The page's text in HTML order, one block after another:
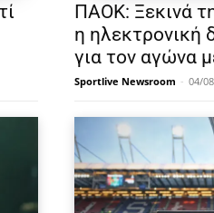
ΠΑΟΚ: Ξεκινά
η ηλεκτρονική
για τον αγώνα
Sportlive Newsroom - 04/